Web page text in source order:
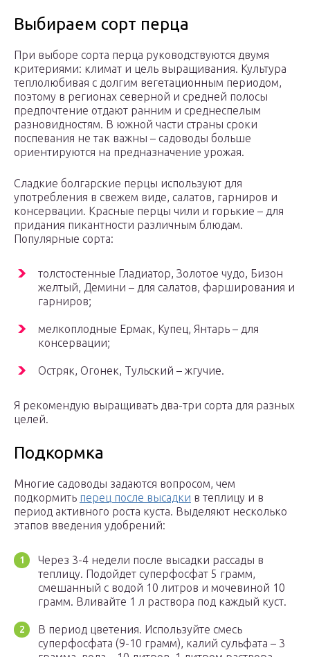
Выбираем сорт перца
При выборе сорта перца руководствуются двумя
критериями: климат и цель выращивания. Культура
теплолюбивая с долгим вегетационным периодом,
поэтому в регионах северной и средней полосы
предпочтение отдают ранним и среднеспелым
разновидностям. В южной части страны сроки
поспевания не так важны – садоводы больше
ориентируются на предназначение урожая.
Сладкие болгарские перцы используют для
употребления в свежем виде, салатов, гарниров и
консервации. Красные перцы чили и горькие – для
придания пикантности различным блюдам.
Популярные сорта:
толстостенные Гладиатор, Золотое чудо, Бизон
желтый, Демини – для салатов, фарширования и
гарниров;
мелкоплодные Ермак, Купец, Янтарь – для
консервации;
Остряк, Огонек, Тульский – жгучие.
Я рекомендую выращивать два-три сорта для разных
целей.
Подкормка
Многие садоводы задаются вопросом, чем
подкормить перец после высадки в теплицу и в
период активного роста куста. Выделяют несколько
этапов введения удобрений:
Через 3-4 недели после высадки рассады в
теплицу. Подойдет суперфосфат 5 грамм,
смешанный с водой 10 литров и мочевиной 10
грамм. Вливайте 1 л раствора под каждый куст.
В период цветения. Используйте смесь
суперфосфата (9-10 грамм), калий сульфата – 3